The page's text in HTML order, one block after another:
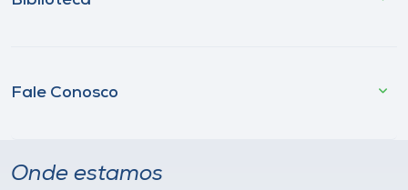
Fale Conosco
Onde estamos